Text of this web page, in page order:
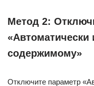
Метод 2:
содержимому»
Отключите параметр